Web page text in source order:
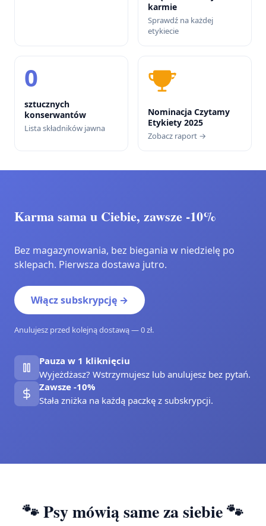
karmie
Sprawdź na każdej
etykiecie
0
sztucznych
konserwantów
Lista składników jawna
Nominacja Czytamy
Etykiety 2025
Zobacz raport →
Karma sama u Ciebie, zawsze -10%
Bez magazynowania, bez biegania w niedzielę po
sklepach. Pierwsza dostawa jutro.
Włącz subskrypcję →
Anulujesz przed kolejną dostawą — 0 zł.
Pauza w 1 kliknięciu
Wyjeżdżasz? Wstrzymujesz lub anulujesz bez pytań.
Zawsze -10%
Stała zniżka na każdą paczkę z subskrypcji.
🐾 Psy mówią same za siebie 🐾